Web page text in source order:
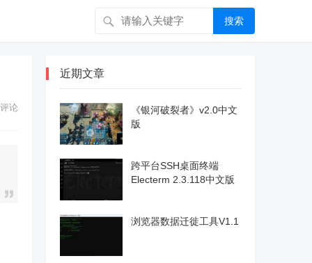
搜索
评论
近期文章
《银河破裂者》v2.0中文
版
跨平台SSH桌面终端
Electerm 2.3.118中文版
浏览器数据迁徙工具V1.1